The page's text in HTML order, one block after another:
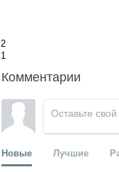
2
1
Комментарии
Новые Лучшие